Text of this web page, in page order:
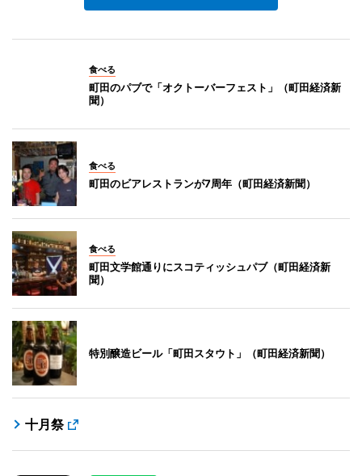
食べる
町田のパブで「オクトーバーフェスト」（町田経済新
聞）
食べる
町田のビアレストランが7周年（町田経済新聞）
食べる
町田文学館通りにスコティッシュパブ（町田経済新
聞）
特別醸造ビール「町田スタウト」（町田経済新聞）
十月祭